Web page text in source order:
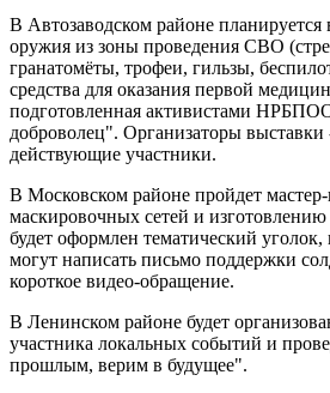
В Автозаводском районе планируется
оружия из зоны проведения СВО
гранатомёты, трофеи, гильзы,
средства для оказания первой
подготовленная активистами
доброволец". Организаторы
действующие участники.
В Московском районе пройдет
маскировочных сетей и
будет оформлен тематический
могут написать письмо поддержки
короткое видео-обращение.
В Ленинском районе будет
участника локальных событий и
прошлым, верим в будущее".